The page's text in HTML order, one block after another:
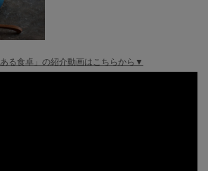
る食卓」の紹介動画はこちらから▼